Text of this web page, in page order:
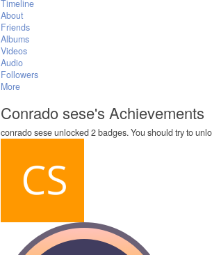
Timeline
About
Friends
Albums
Videos
Audio
Followers
More
Conrado sese's Achievements
conrado sese unlocked 2 badges. You should try to